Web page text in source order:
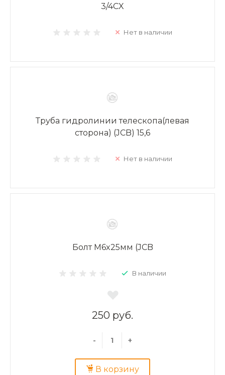
3/4CX
Нет в наличии
Труба гидролинии телескопа(левая
сторона) (JCB) 15,6
Нет в наличии
Болт M6x25мм (JCB
В наличии
250 руб.
- +
В корзину